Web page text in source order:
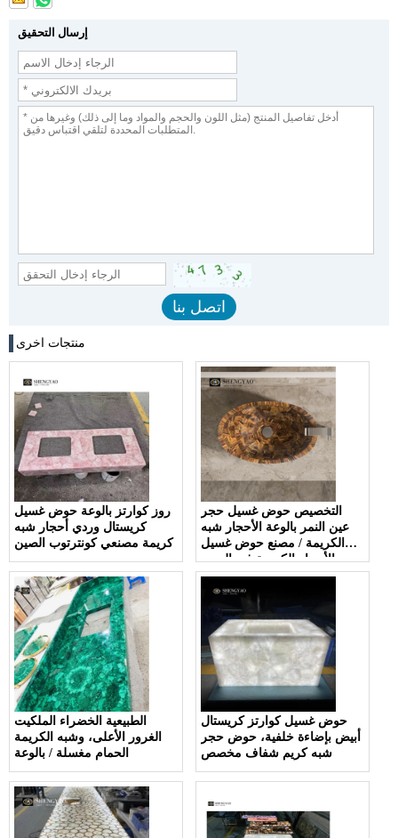
إرسال التحقيق
منتجات اخرى
روز كوارتز بالوعة حوض غسيل
كريستال وردي أحجار شبه
كريمة مصنعي كونترتوب الصين
التخصيص حوض غسيل حجر
عين النمر بالوعة الأحجار شبه
الكريمة / مصنع حوض غسيل
الأحجار الكريمة في الصين
الطبيعية الخضراء الملكيت
الغرور الأعلى، وشبه الكريمة
الحمام مغسلة / بالوعة
حوض غسيل كوارتز كريستال
أبيض بإضاءة خلفية، حوض حجر
شبه كريم شفاف مخصص